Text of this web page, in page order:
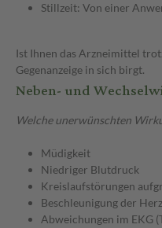
Stillzeit: Von einer
Ist Ihnen das Arzneimittel
Gegenanzeige in sich birgt.
Neben- und
Welche unerwünschten
Müdigkeit
Niedriger Blutdruck
Kreislaufstörungen
Beschleunigung der
Abweichungen im EKG